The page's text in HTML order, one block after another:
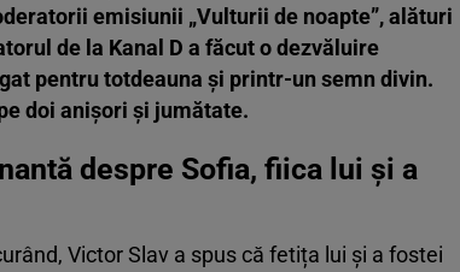
emisiunii „Vulturii de noapte”, alături
de la Kanal D a făcut o dezvăluire
pentru totdeauna și printr-un semn divin.
doi anișori și jumătate.
despre Sofia, fiica lui și a
Victor Slav a spus că fetița lui și a fostei